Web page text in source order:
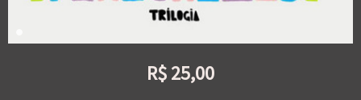
R$25,00